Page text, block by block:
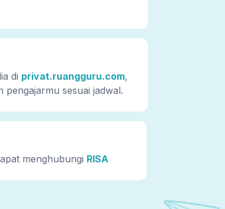
di privat.ruangguru.com,
pengajarmu sesuai jadwal.
menghubungi RISA